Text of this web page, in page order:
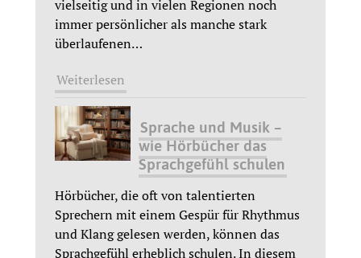
vielseitig und in vielen Regionen noch
immer persönlicher als manche stark
überlaufenen…
Weiterlesen
Sprache und Musik –
wie Hörbücher das
Sprachgefühl schulen
Hörbücher, die oft von talentierten
Sprechern mit einem Gespür für Rhythmus
und Klang gelesen werden, können das
Sprachgefühl erheblich schulen. In diesem